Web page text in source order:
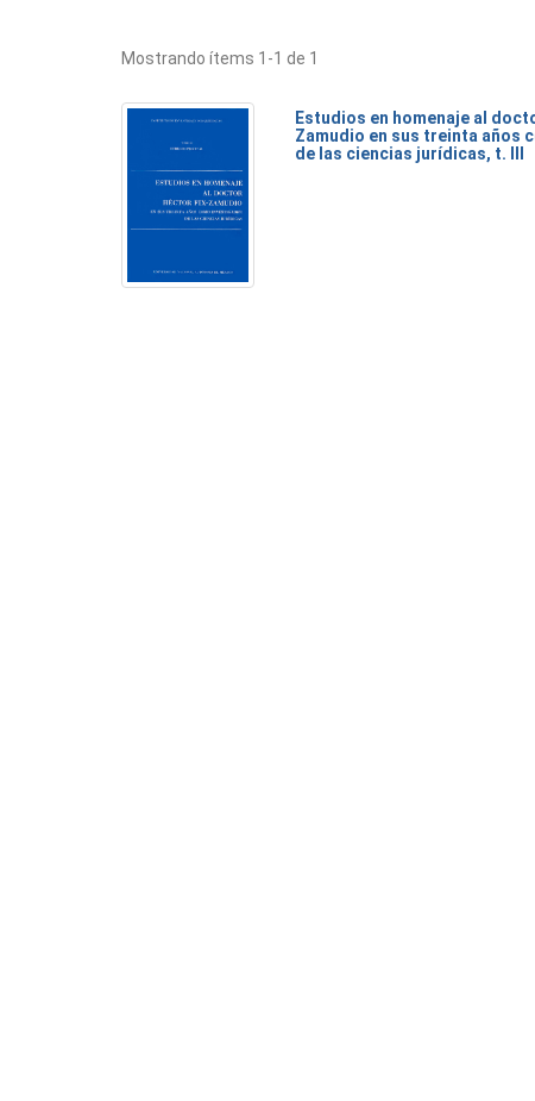
Mostrando ítems 1-1 de 1
Estudios en homenaje al
Zamudio en sus treinta años
de las ciencias jurídicas, t. III